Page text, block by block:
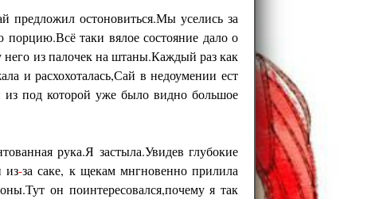
остоновиться.Мы уселись за
порцию.Всё таки вялое состояние дало о
него из палочек на штаны.Каждый раз как
и расхохоталась,Сай в недоумении ест
под которой уже было видно большое
рука.Я застыла.Увидев глубокие
из-за саке, к щекам мнгновенно прилила
он поинтересовался,почему я так